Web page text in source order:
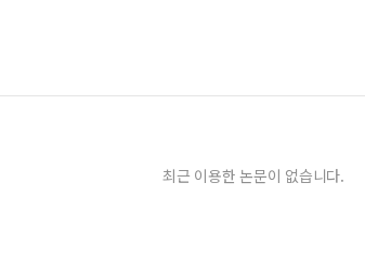
최근 이용한 논문이 없습니다.